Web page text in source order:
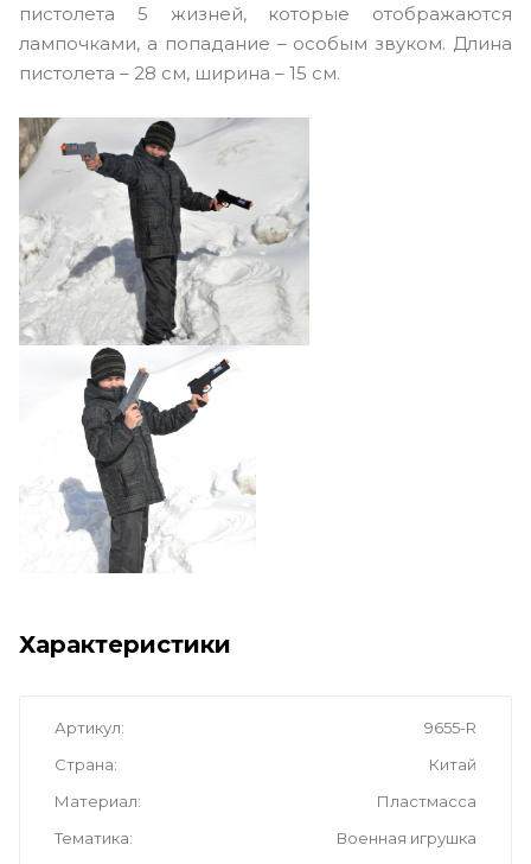
пистолета 5 жизней, которые отображаются
лампочками, а попадание – особым звуком. Длина
пистолета – 28 см, ширина – 15 см.
Характеристики
Артикул
9655-R
Страна
Китай
Материал
Пластмасса
Тематика
Военная игрушка